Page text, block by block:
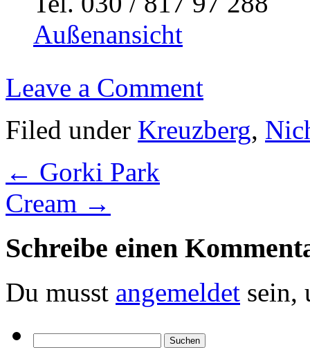
Außenansicht
Leave a Comment
Filed under Kreuzberg,
← Gorki Park
Cream →
Schreibe einen
Du musst angemeldet sein,
nach: